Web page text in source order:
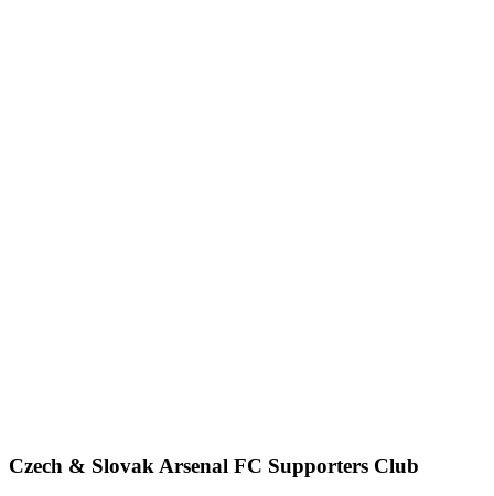
Czech & Slovak Arsenal FC Supporters Club